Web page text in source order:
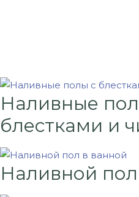
Наливные
блестками и
Наливной